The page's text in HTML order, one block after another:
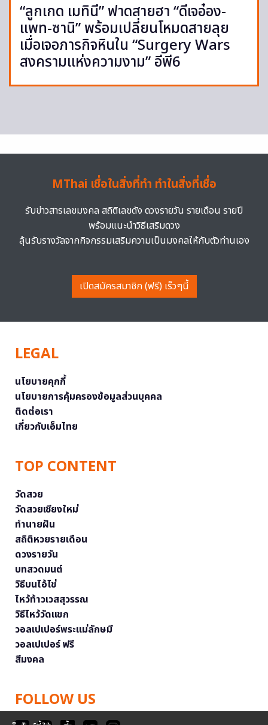
“ลูกเกด เมทินี” ฟาดสายฮา “ดีเจอ๋อง-
แพท-ซานิ” พร้อมเปลี่ยนโหมดสายลุย
เมื่อเจอภารกิจหินใน “Surgery Wars
สงครามแห่งความงาม” อีพี6
MThai เชื่อในสิ่งที่ทำ ทำในสิ่งที่เชื่อ
รับข่าวสารเลขมงคล สถิติเลขดัง ดวงรายวัน รายเดือน รายปี
พร้อมแนะนำวิธีเสริมดวง
ลุ้นรับรางวัลจากกิจกรรมเสริมความเป็นมงคลให้กับตัวท่านเอง
เปิดสมัครสมาชิก (ฟรี) เร็วๆนี้
LEGAL
นโยบายคุกกี้
นโยบายการคุ้มครองข้อมูลส่วนบุคคล
ติดต่อเรา
เกี่ยวกับเอ็มไทย
TOP CONTENT
วัดสวย
วัดสวยเชียงใหม่
ทำนายฝัน
สถิติหวยรายเดือน
ดวงรายวัน
บทสวดมนต์
วิธีบนไอ้ไข่
ไหว้ท้าวเวสสุวรรณ
วิธีไหว้วัดแขก
วอลเปเปอร์พระแม่ลักษมี
วอลเปเปอร์ ฟรี
สีมงคล
FOLLOW US